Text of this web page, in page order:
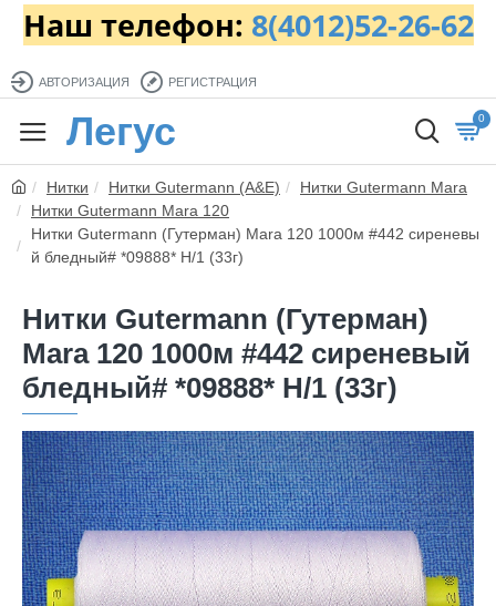
Наш телефон: 8(4012)52-26-62
АВТОРИЗАЦИЯ РЕГИСТРАЦИЯ
Легус 0
Нитки Нитки Gutermann (A&E)
Нитки Gutermann Mara
Нитки Gutermann Mara 120
Нитки Gutermann (Гутерман) Mara 120 1000м #442 сиреневы
й бледный# *09888* H/1 (33г)
Нитки Gutermann (Гутерман)
Mara 120 1000м #442 сиреневый
бледный# *09888* H/1 (33г)